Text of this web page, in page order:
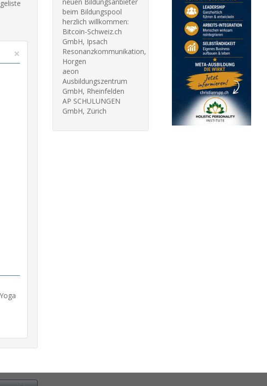
×
beim Bildungspool
herzlich willkommen:
Bitcoin-Schweiz.ch
GmbH, Ipsach
Resonanzkommunikation,
Horgen
aeon
Ausbildungszentrum
GmbH, Rheinfelden
AP SCHULUNGEN
GmbH, Zürich